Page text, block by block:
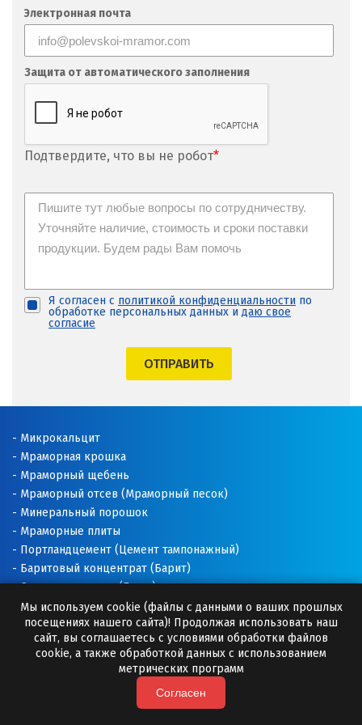
Х
Хабаровск
Ханты-Мансийск
Химки
Чебаркуль
Челябинск
Чехов
Чита
Электросталь
Ю
Югорск
Я
Ялуторовск
Ярославль
Электронная почта
Защита от автоматического заполнения
Подтвердите, что вы не робот*
Я согласен с политикой конфиденциальности по
обработке персональных данных и даю свое
согласие
ОТПРАВИТЬ
Микрокальцит
Мраморная крошка
Мраморный щебень
Мраморный отсев (Мраморный песок)
Минеральный порошок
Мраморные плиты
Портландцемент (Цемент тампонажный)
Баритовый концентрат (Барит)
Соль техническая (Галит)
Доломитовая мука
Известняковая мука
Добавки для буровых растворов
Буровые растворы
Премиксы (Минеральные добавки)
Мы используем cookie (файлы с данными о ваших прошлых
посещениях нашего сайта)! Продолжая использовать наш
сайт, вы соглашаетесь с условиями обработки файлов
cookie, а также обработкой данных с использованием
метрических программ
Согласен